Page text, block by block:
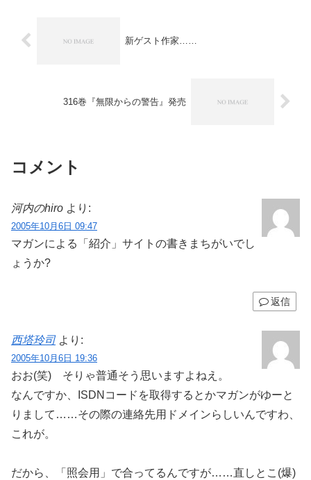
新ゲスト作家……
316巻『無限からの警告』発売
コメント
河内のhiro より:
2005年10月6日 09:47
マガンによる「紹介」サイトの書きまちがいでし
ょうか?
返信
西塔玲司 より:
2005年10月6日 19:36
おお(笑) そりゃ普通そう思いますよねえ。
なんですか、ISDNコードを取得するとかマガンがゆーと
りまして……その際の連絡先用ドメインらしいんですわ、
これが。
だから、「照会用」で合ってるんですが……直しとこ(爆)